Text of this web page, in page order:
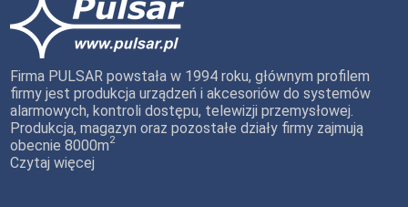
Firma PULSAR powstała w 1994 roku, głównym profilem
firmy jest produkcja urządzeń i akcesoriów do systemów
alarmowych, kontroli dostępu, telewizji przemysłowej.
Produkcja, magazyn oraz pozostałe działy firmy zajmują
obecnie 8000m2
Czytaj więcej